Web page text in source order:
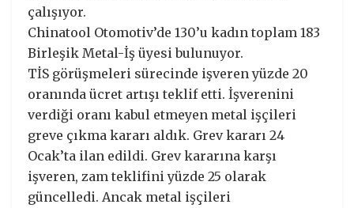
çalışıyor.
Chinatool Otomotiv’de 130’u kadın toplam 183
Birleşik Metal-İş üyesi bulunuyor.
TİS görüşmeleri sürecinde işveren yüzde 20
oranında ücret artışı teklif etti. İşverenini
verdiği oranı kabul etmeyen metal işçileri
greve çıkma kararı aldık. Grev kararı 24
Ocak’ta ilan edildi. Grev kararına karşı
işveren, zam teklifini yüzde 25 olarak
güncelledi. Ancak metal işçileri